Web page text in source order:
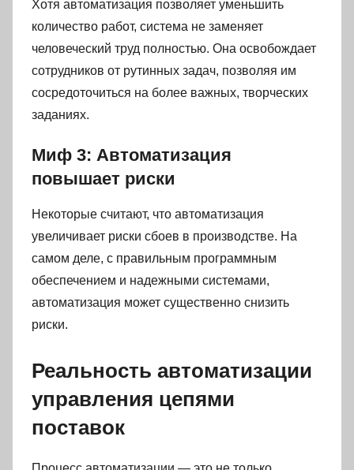
Хотя автоматизация позволяет уменьшить
количество работ, система не заменяет
человеческий труд полностью. Она освобождает
сотрудников от рутинных задач, позволяя им
сосредоточиться на более важных, творческих
заданиях.
Миф 3: Автоматизация
повышает риски
Некоторые считают, что автоматизация
увеличивает риски сбоев в производстве. На
самом деле, с правильным программным
обеспечением и надежными системами,
автоматизация может существенно снизить
риски.
Реальность автоматизации
управления цепями
поставок